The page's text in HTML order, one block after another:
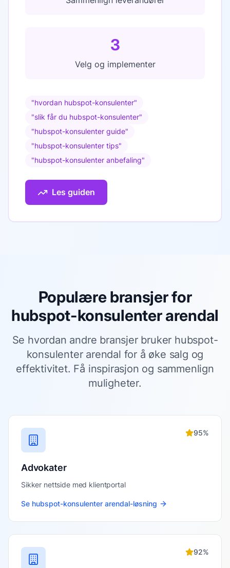
3
Velg og implementer
"hvordan hubspot-konsulenter"
"slik får du hubspot-konsulenter"
"hubspot-konsulenter guide"
"hubspot-konsulenter tips"
"hubspot-konsulenter anbefaling"
Les guiden
Populære bransjer for
hubspot-konsulenter arendal
Se hvordan andre bransjer bruker hubspot-
konsulenter arendal for å øke salg og
effektivitet. Få inspirasjon og sammenlign
muligheter.
95%
Advokater
Sikker nettside med klientportal
Se hubspot-konsulenter arendal-løsning
92%